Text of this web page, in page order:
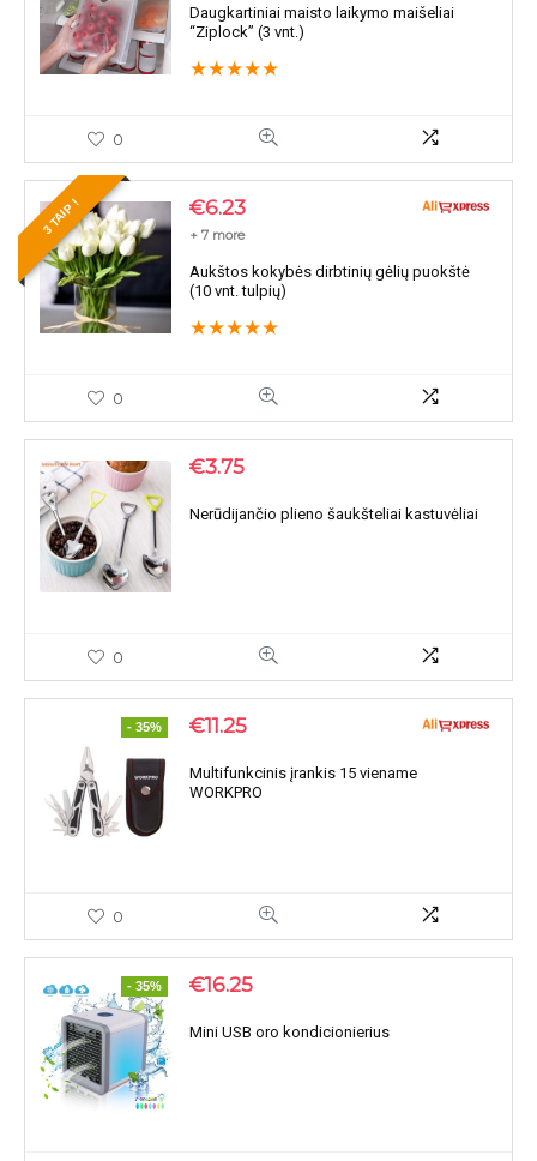
Daugkartiniai maisto laikymo maišeliai
“Ziplock” (3 vnt.)
★★★★★
0
3 TAIP ! €6.23
+ 7 more
Aukštos kokybės dirbtinių gėlių puokštė
(10 vnt. tulpių)
★★★★★
0
€3.75
Nerūdijančio plieno šaukšteliai kastuvėliai
0
- 35% €11.25
Multifunkcinis įrankis 15 viename
WORKPRO
0
- 35% €16.25
Mini USB oro kondicionierius